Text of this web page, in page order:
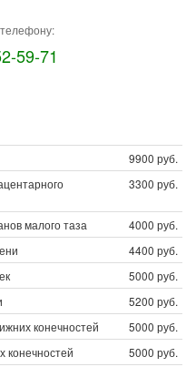
59-71
9900 руб.
3300 руб.
малого таза
4000 руб.
4400 руб.
5000 руб.
5200 руб.
конечностей
5000 руб.
конечностей
5000 руб.